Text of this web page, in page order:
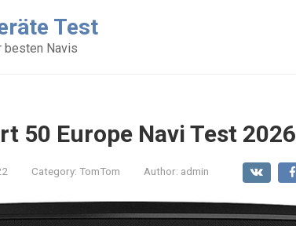
Test
besten Navis
50 Europe Navi Test 2026
Category: TomTom Author: admin